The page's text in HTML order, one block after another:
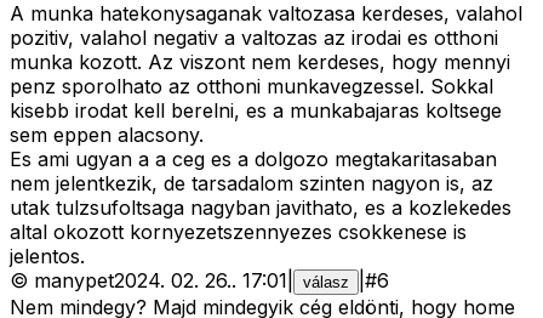
A munka hatekonysaganak valtozasa kerdeses, valahol
pozitiv, valahol negativ a valtozas az irodai es otthoni
munka kozott. Az viszont nem kerdeses, hogy mennyi
penz sporolhato az otthoni munkavegzessel. Sokkal
kisebb irodat kell berelni, es a munkabajaras koltsege
sem eppen alacsony.
Es ami ugyan a a ceg es a dolgozo megtakaritasaban
nem jelentkezik, de tarsadalom szinten nagyon is, az
utak tulzsufoltsaga nagyban javithato, es a kozlekedes
altal okozott kornyezetszennyezes csokkenese is
jelentos.
© manypet2024. 02. 26.. 17:01 válasz #6
Nem mindegy? Majd mindegyik cég eldönti, hogy home